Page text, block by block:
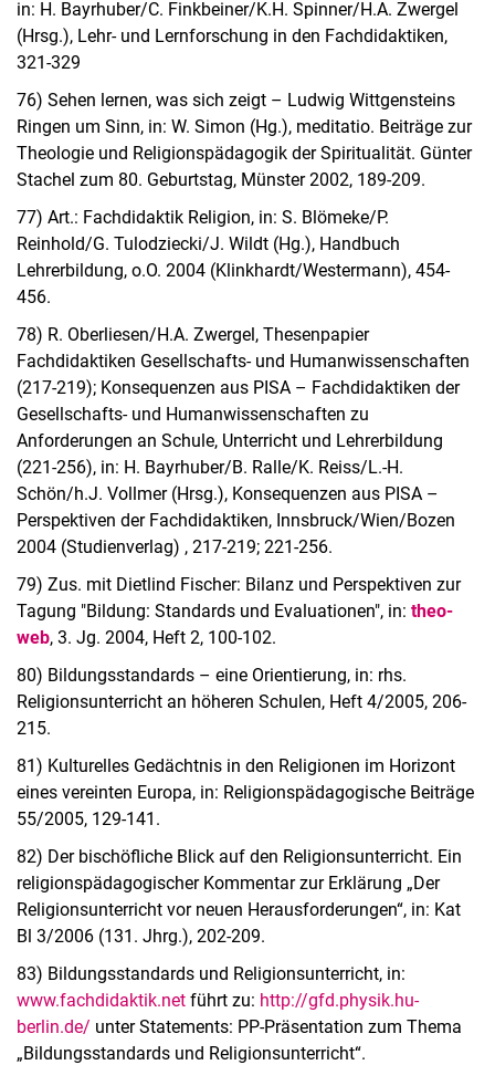
in: H. Bayrhuber/C. Finkbeiner/K.H. Spinner/H.A. Zwergel
(Hrsg.), Lehr- und Lernforschung in den Fachdidaktiken,
321-329
76) Sehen lernen, was sich zeigt – Ludwig Wittgensteins
Ringen um Sinn, in: W. Simon (Hg.), meditatio. Beiträge zur
Theologie und Religionspädagogik der Spiritualität. Günter
Stachel zum 80. Geburtstag, Münster 2002, 189-209.
77) Art.: Fachdidaktik Religion, in: S. Blömeke/P.
Reinhold/G. Tulodziecki/J. Wildt (Hg.), Handbuch
Lehrerbildung, o.O. 2004 (Klinkhardt/Westermann), 454-
456.
78) R. Oberliesen/H.A. Zwergel, Thesenpapier
Fachdidaktiken Gesellschafts- und Humanwissenschaften
(217-219); Konsequenzen aus PISA – Fachdidaktiken der
Gesellschafts- und Humanwissenschaften zu
Anforderungen an Schule, Unterricht und Lehrerbildung
(221-256), in: H. Bayrhuber/B. Ralle/K. Reiss/L.-H.
Schön/h.J. Vollmer (Hrsg.), Konsequenzen aus PISA –
Perspektiven der Fachdidaktiken, Innsbruck/Wien/Bozen
2004 (Studienverlag) , 217-219; 221-256.
79) Zus. mit Dietlind Fischer: Bilanz und Perspektiven zur
Tagung "Bildung: Standards und Evaluationen", in: theo-
web, 3. Jg. 2004, Heft 2, 100-102.
80) Bildungsstandards – eine Orientierung, in: rhs.
Religionsunterricht an höheren Schulen, Heft 4/2005, 206-
215.
81) Kulturelles Gedächtnis in den Religionen im Horizont
eines vereinten Europa, in: Religionspädagogische Beiträge
55/2005, 129-141.
82) Der bischöfliche Blick auf den Religionsunterricht. Ein
religionspädagogischer Kommentar zur Erklärung „Der
Religionsunterricht vor neuen Herausforderungen“, in: Kat
Bl 3/2006 (131. Jhrg.), 202-209.
83) Bildungsstandards und Religionsunterricht, in:
www.fachdidaktik.net führt zu: http://gfd.physik.hu-
berlin.de/ unter Statements: PP-Präsentation zum Thema
„Bildungsstandards und Religionsunterricht“.